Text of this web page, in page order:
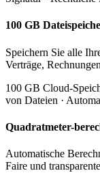
100 GB
Speichern Sie alle
Verträge,
100 GB Cloud-
von Dateien ·
Quadratmeter-
Automatische
Faire und